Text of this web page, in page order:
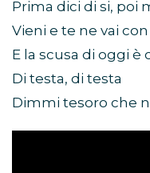
Prima dici di si, poi
Vieni e te ne vai
E la scusa di oggi è
Di testa, di testa
Dimmi tesoro che